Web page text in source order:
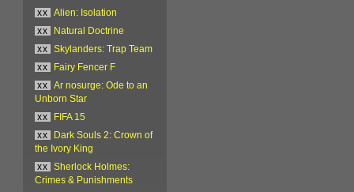
xx
Alien: Isolation
xx
Natural Doctrine
xx
Skylanders: Trap Team
xx
Fairy Fencer F
xx
Ar nosurge: Ode to an
Unborn Star
xx
FIFA 15
xx
Dark Souls 2: Crown of
the Ivory King
xx
Sherlock Holmes:
Crimes & Punishments